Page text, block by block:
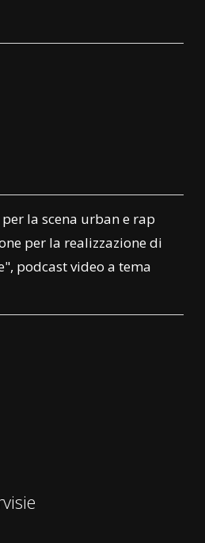
la scena urban e rap
per la realizzazione di
podcast video a tema